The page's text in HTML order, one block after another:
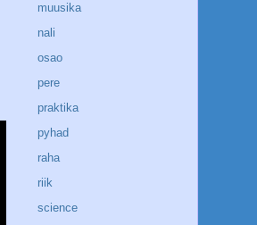
muusika
nali
osao
pere
praktika
pyhad
raha
riik
science